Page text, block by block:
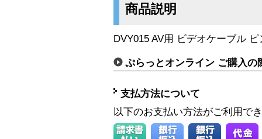
商品説明
DVY015 AV用 ビデオケーブル
ぷらっとオンライン ご購入の
支払方法について
以下のお支払い方法がご利用で